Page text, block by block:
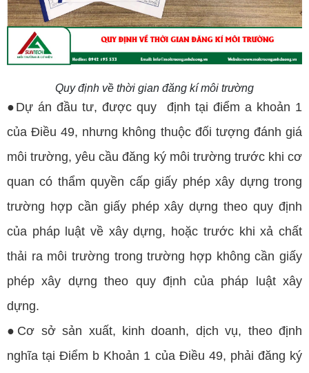
Quy định về thời gian đăng kí môi trường
●Dự án đầu tư, được quy định tại điểm a khoản 1
của Điều 49, nhưng không thuộc đối tượng đánh giá
môi trường, yêu cầu đăng ký môi trường trước khi cơ
quan có thẩm quyền cấp giấy phép xây dựng trong
trường hợp cần giấy phép xây dựng theo quy định
của pháp luật về xây dựng, hoặc trước khi xả chất
thải ra môi trường trong trường hợp không cần giấy
phép xây dựng theo quy định của pháp luật xây
dựng.
●Cơ sở sản xuất, kinh doanh, dịch vụ, theo định
nghĩa tại Điểm b Khoản 1 của Điều 49, phải đăng ký